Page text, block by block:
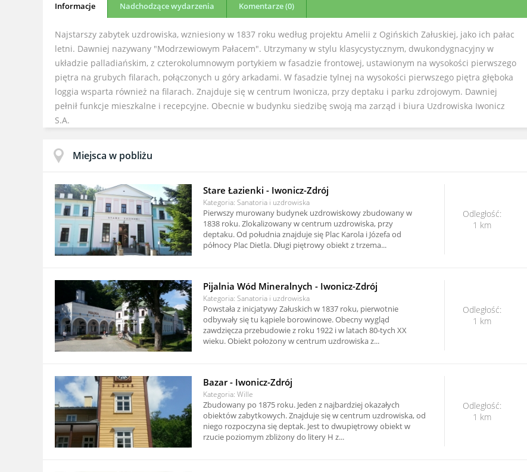
Informacje Nadchodzące wydarzenia Komentarze (0)
Najstarszy zabytek uzdrowiska, wzniesiony w 1837 roku według projektu Amelii z Ogińskich Załuskiej, jako ich pałac
letni. Dawniej nazywany "Modrzewiowym Pałacem". Utrzymany w stylu klasycystycznym, dwukondygnacyjny w
układzie palladiańskim, z czterokolumnowym portykiem w fasadzie frontowej, ustawionym na wysokości pierwszego
piętra na grubych filarach, połączonych u góry arkadami. W fasadzie tylnej na wysokości pierwszego piętra głęboka
loggia wsparta również na filarach. Znajduje się w centrum Iwonicza, przy deptaku i parku zdrojowym. Dawniej
pełnił funkcje mieszkalne i recepcyjne. Obecnie w budynku siedzibę swoją ma zarząd i biura Uzdrowiska Iwonicz
S.A.
Miejsca w pobliżu
Stare Łazienki - Iwonicz-Zdrój
Kategoria: Sanatoria i uzdrowiska
Pierwszy murowany budynek uzdrowiskowy zbudowany w
1838 roku. Zlokalizowany w centrum uzdrowiska, przy
deptaku. Od południa znajduje się Plac Karola i Józefa od
północy Plac Dietla. Długi piętrowy obiekt z trzema...
Odległość:
1 km
Pijalnia Wód Mineralnych - Iwonicz-Zdrój
Kategoria: Sanatoria i uzdrowiska
Powstała z inicjatywy Załuskich w 1837 roku, pierwotnie
odbywały się tu kąpiele borowinowe. Obecny wygląd
zawdzięcza przebudowie z roku 1922 i w latach 80-tych XX
wieku. Obiekt położony w centrum uzdrowiska z...
Odległość:
1 km
Bazar - Iwonicz-Zdrój
Kategoria: Wille
Zbudowany po 1875 roku. Jeden z najbardziej okazałych
obiektów zabytkowych. Znajduje się w centrum uzdrowiska, od
niego rozpoczyna się deptak. Jest to dwupiętrowy obiekt w
rzucie poziomym zbliżony do litery H z...
Odległość:
1 km